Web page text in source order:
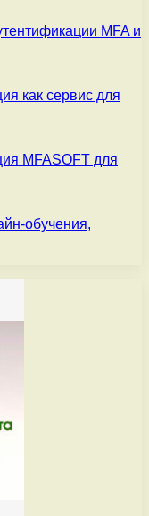
MFA и
как сервис для
MFASOFT для
обучения,